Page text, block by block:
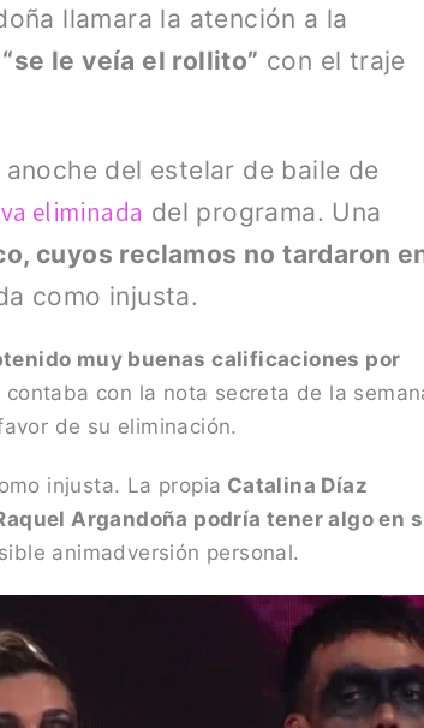
llamara la atención a la
“se le veía el rollito” con el traje
del estelar de baile de
eliminada del programa. Una
cuyos reclamos no tardaron
como injusta.
muy buenas calificaciones por
con la nota secreta de la
de su eliminación.
injusta. La propia Catalina Díaz
Argandoña podría tener algo en
animadversión personal.